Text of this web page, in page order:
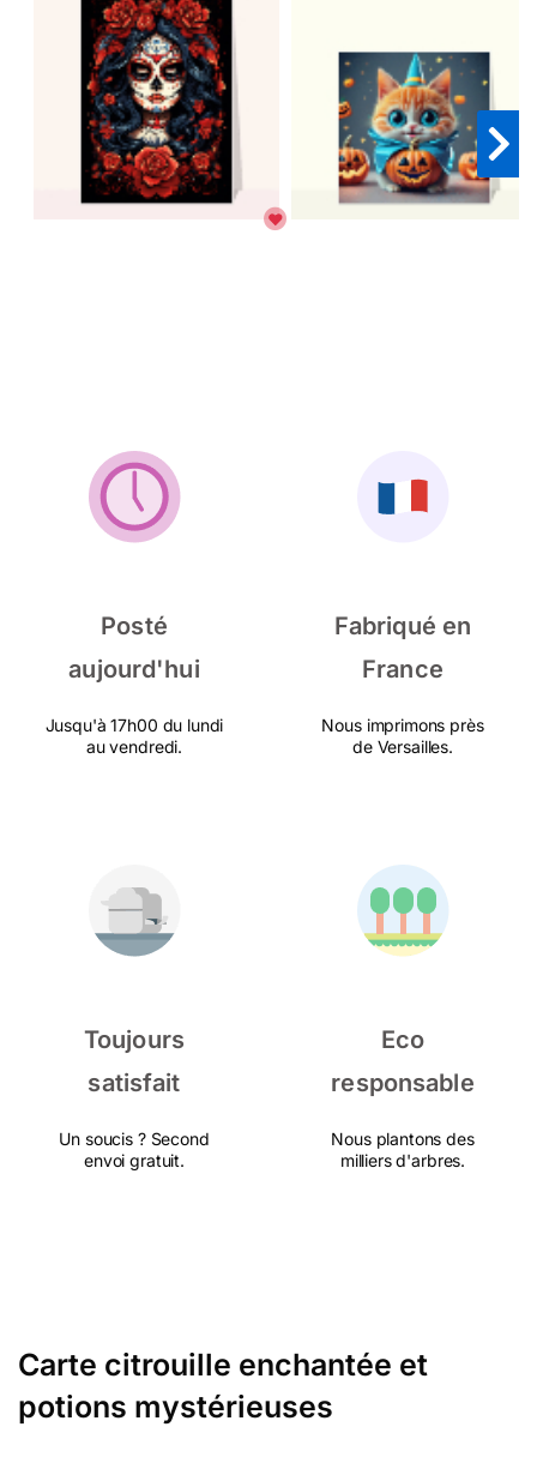
Posté
aujourd'hui
Jusqu'à 17h00 du lundi
au vendredi.
Fabriqué en
France
Nous imprimons près
de Versailles.
Toujours
satisfait
Un soucis ? Second
envoi gratuit.
Eco
responsable
Nous plantons des
milliers d'arbres.
Carte citrouille enchantée et
potions mystérieuses